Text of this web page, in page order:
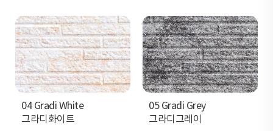
04 Gradi White
그라디화이트
05 Gradi Grey
그라디그레이